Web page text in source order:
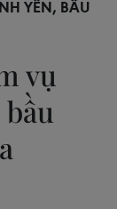
YẾN, BẦU
vụ